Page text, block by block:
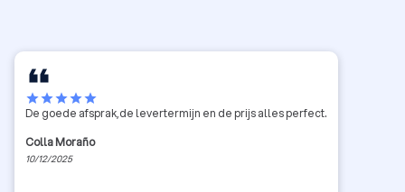
starstarstarstarstar
De goede afsprak,de levertermijn en de prijs alles perfect.
Colla Moraño
10/12/2025